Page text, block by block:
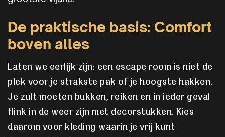
De praktische basis: Comfort
boven alles
Laten we eerlijk zijn: een escape room is niet de
plek voor je strakste pak of je hoogste hakken.
Je zult moeten bukken, reiken en in ieder geval
flink in de weer zijn met decorstukken. Kies
daarom voor kleding waarin je vrij kunt